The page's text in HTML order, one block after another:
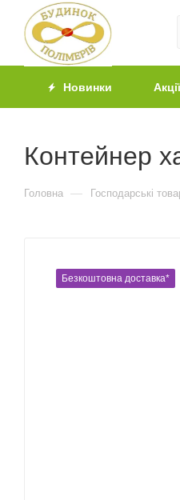
Новинки Акції
Контейнер
Головна — Господарські
Безкоштовна доставка*